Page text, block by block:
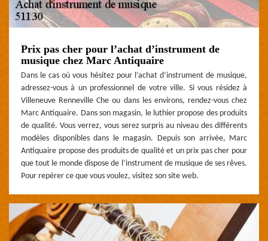
Prix pas cher pour l’achat d’instrument de
musique chez Marc Antiquaire
Dans le cas où vous hésitez pour l’achat d’instrument de musique,
adressez-vous à un professionnel de votre ville. Si vous résidez à
Villeneuve Renneville Che ou dans les environs, rendez-vous chez
Marc Antiquaire. Dans son magasin, le luthier propose des produits
de qualité. Vous verrez, vous serez surpris au niveau des différents
modèles disponibles dans le magasin. Depuis son arrivée, Marc
Antiquaire propose des produits de qualité et un prix pas cher pour
que tout le monde dispose de l’instrument de musique de ses rêves.
Pour repérer ce que vous voulez, visitez son site web.